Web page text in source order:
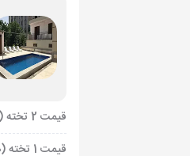
قیمت 2 تخته (هرنفر)
قیمت 1 تخته (هرنفر)